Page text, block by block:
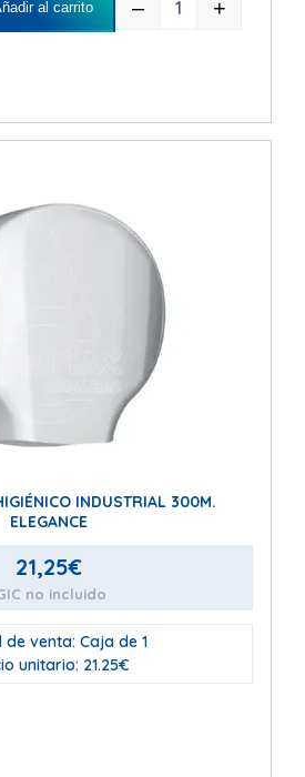
– +
al carrito
INDUSTRIAL 300M.
ELEGANCE
21,25€
no incluido
de venta: Caja de 1
unitario: 21.25€